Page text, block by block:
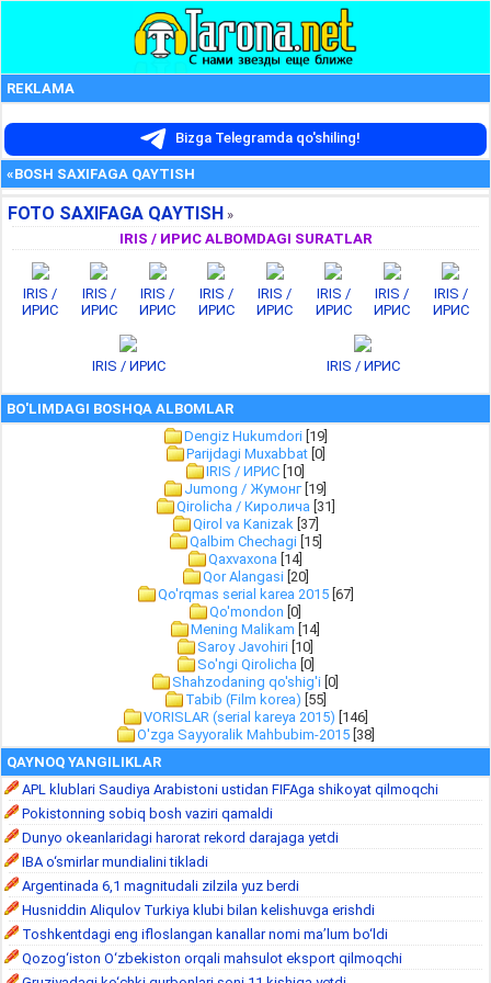
REKLAMA
Bizga Telegramda qo'shiling!
«BOSH SAXIFAGA QAYTISH
FOTO SAXIFAGA QAYTISH »
IRIS / ИРИС ALBOMDAGI SURATLAR
IRIS /
ИРИС
IRIS /
ИРИС
IRIS /
ИРИС
IRIS /
ИРИС
IRIS /
ИРИС
IRIS /
ИРИС
IRIS /
ИРИС
IRIS /
ИРИС
IRIS / ИРИС IRIS / ИРИС
BO'LIMDAGI BOSHQA ALBOMLAR
Dengiz Hukumdori [19]
Parijdagi Muxabbat [0]
IRIS / ИРИС [10]
Jumong / Жумонг [19]
Qirolicha / Киролича [31]
Qirol va Kanizak [37]
Qalbim Chechagi [15]
Qaxvaxona [14]
Qor Alangasi [20]
Qo'rqmas serial karea 2015 [67]
Qo'mondon [0]
Mening Malikam [14]
Saroy Javohiri [10]
So'ngi Qirolicha [0]
Shahzodaning qo'shig'i [0]
Tabib (Film korea) [55]
VORISLAR (serial kareya 2015) [146]
O'zga Sayyoralik Mahbubim-2015 [38]
QAYNOQ YANGILIKLAR
APL klublari Saudiya Arabistoni ustidan FIFAga shikoyat qilmoqchi
Pokistonning sobiq bosh vaziri qamaldi
Dunyo okeanlaridagi harorat rekord darajaga yetdi
IBA o‘smirlar mundialini tikladi
Argentinada 6,1 magnitudali zilzila yuz berdi
Husniddin Aliqulov Turkiya klubi bilan kelishuvga erishdi
Toshkentdagi eng ifloslangan kanallar nomi ma’lum bo‘ldi
Qozog‘iston O‘zbekiston orqali mahsulot eksport qilmoqchi